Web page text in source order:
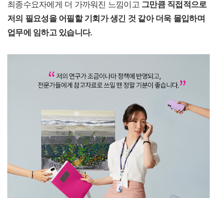
최종수요자에게 더 가까워진 느낌이고 그만큼 직접적으로
저의 필요성을 어필할 기회가 생긴 것 같아 더욱 몰입하며
업무에 임하고 있습니다.